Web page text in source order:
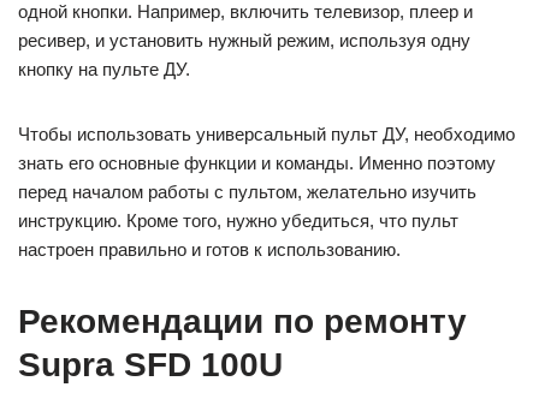
одной кнопки. Например, включить телевизор, плеер и
ресивер, и установить нужный режим, используя одну
кнопку на пульте ДУ.
Чтобы использовать универсальный пульт ДУ, необходимо
знать его основные функции и команды. Именно поэтому
перед началом работы с пультом, желательно изучить
инструкцию. Кроме того, нужно убедиться, что пульт
настроен правильно и готов к использованию.
Рекомендации по ремонту
Supra SFD 100U